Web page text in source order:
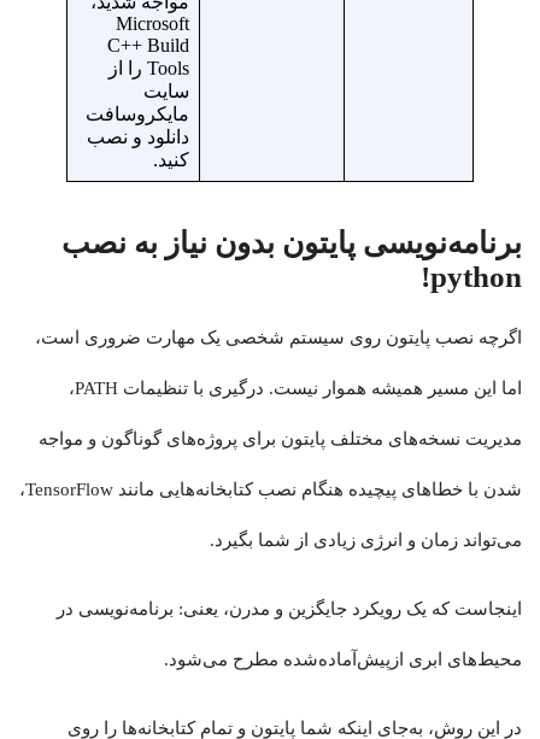
Microsoft
C++ Build
Tools را از
سایت
مایکروسافت
دانلود و نصب
کنید.
برنامه‌نویسی پایتون بدون نیاز به نصب
python!
اگرچه نصب پایتون روی سیستم شخصی یک مهارت ضروری است،
اما این مسیر همیشه هموار نیست. درگیری با تنظیمات PATH،
مدیریت نسخه‌های مختلف پایتون برای پروژه‌های گوناگون و مواجه
شدن با خطاهای پیچیده هنگام نصب کتابخانه‌هایی مانند TensorFlow،
می‌تواند زمان و انرژی زیادی از شما بگیرد.
اینجاست که یک رویکرد جایگزین و مدرن، یعنی: برنامه‌نویسی در
محیط‌های ابری ازپیش‌آماده‌شده مطرح می‌شود.
در این روش، به‌جای اینکه شما پایتون و تمام کتابخانه‌ها را روی